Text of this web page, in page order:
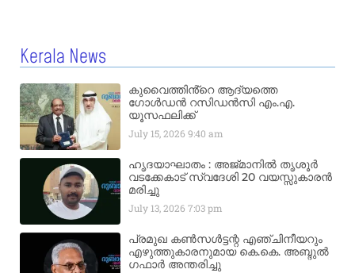
Kerala News
കുവൈത്തിൻ്റെ ആദ്യത്തെ
ഗോൾഡൻ റസിഡൻസി എം.എ.
യൂസഫലിക്ക്
July 15, 20269:40 am
ഹൃദയാഘാതം : അജ്​മാനിൽ തൃശൂർ
വടക്കേകാട് സ്വദേശി 20 വയസ്സുകാരൻ
മരിച്ചു
July 13, 20267:03 pm
പ്രമുഖ കൺസൾട്ടന്റ എഞ്ചിനീയറും
എഴുത്തുകാരനുമായ കെ.കെ. അബ്ദുൽ
ഗഫാർ അന്തരിച്ചു